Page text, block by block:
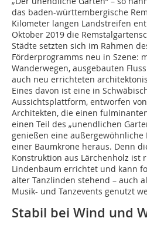
das baden-württembergische
Kilometer langen Landstreifen
Oktober 2019 die
Städte setzten sich im Rahmen
Förderprogramms neu in Szene:
Wanderwegen, ausgebauten
auch neu errichteten
Eines davon ist eine in
Aussichtsplattform, entworfen
Architekten, die einen
einen Teil des „unendlichen
genießen eine außergewöhnliche
einer Baumkrone heraus. Denn
Konstruktion aus Lärchenholz ist
Lindenbaum errichtet und kann
alter Tanzlinden stehend – auch
Musik- und Tanzevents genutzt
Stabil bei Wind und